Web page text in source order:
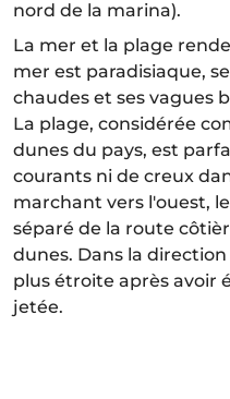
nord de la marina).
La mer et la plage
mer est paradisiaque,
chaudes et ses vagues
La plage, considérée
dunes du pays, est
courants ni de creux
marchant vers l'ouest,
séparé de la route
dunes. Dans la
plus étroite après avoir
jetée.